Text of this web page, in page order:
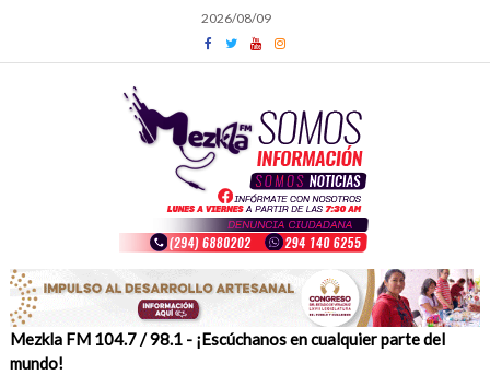
content
2026/08/09
Mezkla FM 104.7 / 98.1 - ¡Escúchanos en cualquier parte del
mundo!